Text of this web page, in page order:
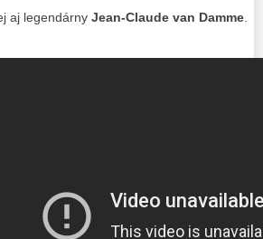
aj legendárny Jean-Claude van Damme.